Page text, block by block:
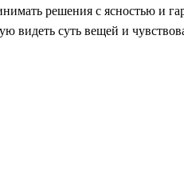
решения с ясностью и
видеть суть вещей и